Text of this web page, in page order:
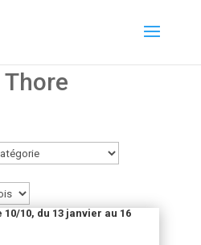
10, du 13 janvier au 16